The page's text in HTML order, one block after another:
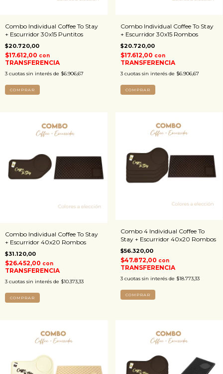
Combo Individual Coffee To Stay
+ Escurridor 30x15 Puntitos
$20.720,00
$17.612,00 con
TRANSFERENCIA
3 cuotas sin interés de $6.906,67
COMPRAR
Combo Individual Coffee To Stay
+ Escurridor 30x15 Rombos
$20.720,00
$17.612,00 con
TRANSFERENCIA
3 cuotas sin interés de $6.906,67
COMPRAR
Combo Individual Coffee To Stay
+ Escurridor 40x20 Rombos
$31.120,00
$26.452,00 con
TRANSFERENCIA
3 cuotas sin interés de $10.373,33
COMPRAR
Combo 4 Individual Coffee To
Stay + Escurridor 40x20 Rombos
$56.320,00
$47.872,00 con
TRANSFERENCIA
3 cuotas sin interés de $18.773,33
COMPRAR